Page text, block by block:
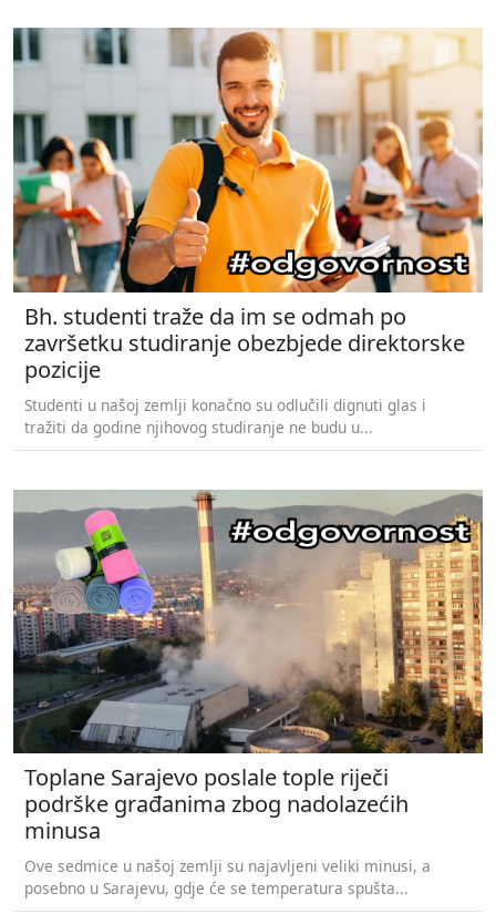
Bh. studenti traže da im se odmah po
završetku studiranje obezbjede direktorske
pozicije
Studenti u našoj zemlji konačno su odlučili dignuti glas i
tražiti da godine njihovog studiranje ne budu u...
Toplane Sarajevo poslale tople riječi
podrške građanima zbog nadolazećih
minusa
Ove sedmice u našoj zemlji su najavljeni veliki minusi, a
posebno u Sarajevu, gdje će se temperatura spušta...